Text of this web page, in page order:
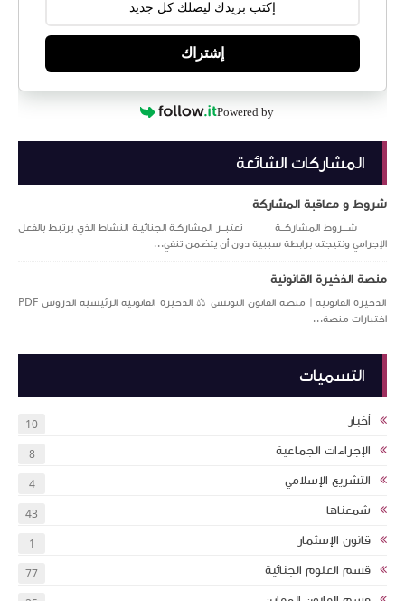
إشتراك
Powered by
المشاركات الشائعة
شروط و معاقبة المشاركة
شـــروط المشاركــة تعتبــر المشاركـة الجنائيـة النشاط الذي يرتبط بالفعل
الإجرامي ونتيجته برابطة سببية دون أن يتضمن تنفي...
منصة الذخيرة القانونية
الذخيرة القانونية | منصة القانون التونسي ⚖️ الذخيرة القانونية الرئيسية الدروس PDF
اختبارات منصة...
التسميات
أخبار 10
الإجراءات الجماعية 8
التشريع الإسلامي 4
شمعناها 43
قانون الإسثمار 1
قسم العلوم الجنائية 77